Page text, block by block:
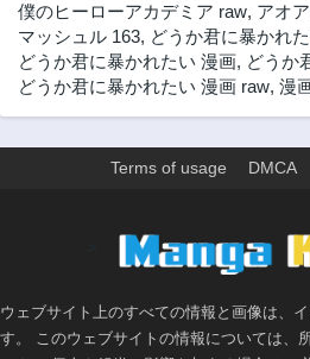
僕のヒーローアカデミア raw, アオ
マッシュル 163, どうか君に暴かれ
どうか君に暴かれたい 漫画, どうか
どうか君に暴かれたい 漫画 raw, 漫
Terms of usage DMCA
ウェブサイト上のすべての情報と画像は、
す。 このウェブサイトの情報については、